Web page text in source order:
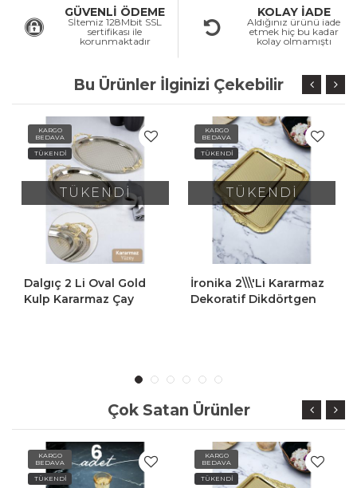
GÜVENLİ ÖDEME
Sİtemiz 128Mbit SSL
sertifikası ile
korunmaktadır
KOLAY İADE
Aldığınız ürünü iade
etmek hiç bu kadar
kolay olmamıştı
Bu Ürünler İlginizi Çekebilir
KARGO
BEDAVA
TÜKENDİ
TÜKENDİ
Dalgıç 2 Li Oval Gold
Kulp Kararmaz Çay
KARGO
BEDAVA
TÜKENDİ
TÜKENDİ
İronika 2\\\'li Kararmaz
Dekoratif Dikdörtgen
Çok Satan Ürünler
KARGO
BEDAVA
TÜKENDİ
KARGO
BEDAVA
TÜKENDİ